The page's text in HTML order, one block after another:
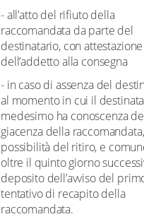
- all’atto del rifiuto della
raccomandata da parte del
destinatario, con attestazione
dell’addetto alla consegna
- in caso di assenza del
al momento in cui il
medesimo ha conoscenza
giacenza della
possibilità del ritiro, e
oltre il quinto giorno
deposito dell’avviso del
tentativo di recapito della
raccomandata.